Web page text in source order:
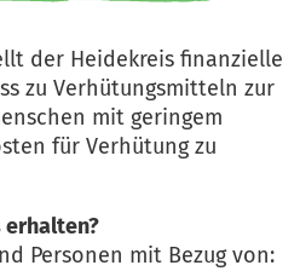
der Heidekreis finanzielle
zu Verhütungsmitteln zur
mit geringem
für Verhütung zu
erhalten?
Personen mit Bezug von: